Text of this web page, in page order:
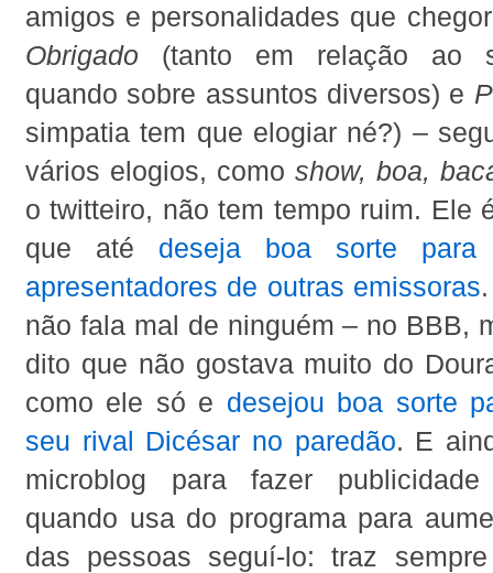
amigos e personalidades que
Obrigado (tanto em relação ao
quando sobre assuntos diversos) e
simpatia tem que elogiar né?) –
vários elogios, como show, boa,
o twitteiro, não tem tempo ruim. Ele
que até deseja boa sorte
apresentadores de outras emissoras
não fala mal de ninguém – no BBB,
dito que não gostava muito do
como ele só e desejou boa sorte
seu rival Dicésar no paredão. E
microblog para fazer
quando usa do programa para
das pessoas seguí-lo: traz